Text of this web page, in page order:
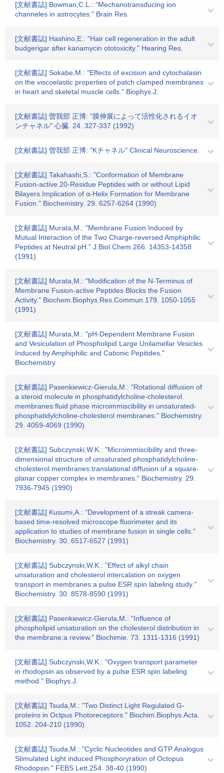
[文献書誌] Bowman,C.L.: "Mechanotransducing ion
channeles in astrocytes." Brain Res.
[文献書誌] Hashino,E.: "Hair cell regeneration in the adult
budgerigar after kanamycin ototoxicity." Hearing Res.
[文献書誌] Sokabe,M.: "Effects of excision and cytochalasin
on the viscoelastic properties of patch clamped membranes
in heart and skeletal muscle cells." Biophys.J.
[文献書誌] 曽我部 正博: "膜伸展によって活性化されるイオ
ンチャネル" 心臓. 24. 327-337 (1992)
[文献書誌] 曽我部 正博: "Kチャネル" Clinical Neuroscience.
[文献書誌] Takahashi,S.: "Conformation of Membrane
Fusion-active 20-Residue Peptides with or without Lipid
Bilayers.Implication of α-Helix Formation for Membrane
Fusion." Biochemistry. 29. 6257-6264 (1990)
[文献書誌] Murata,M.: "Membrane Fusion Induced by
Mutual Interaction of the Two Charge-reversed Amphiphilic
Peptides at Neutral pH." J.Biol.Chem.266. 14353-14358
(1991)
[文献書誌] Murata,M.: "Modification of the N-Terminus of
Membrane Fusion-active Peptides Blocks the Fusion
Activity." Biochem.Biophys.Res.Commun.179. 1050-1055
(1991)
[文献書誌] Murata,M.: "pH-Dependent Membrane Fusion
and Vesiculation of Phospholipid Large Unilamellar Vesicles
Induced by Amphiphilic and Cationic Pepitides."
Biochemistry.
[文献書誌] Pasenkiewicz-Gierula,M.: "Rotational diffusion of
a steroid molecule in phosphatidylcholine-cholesterol
membranes:fluid phase microimmiscibility in unsaturated-
phosphatidylcholine-cholesterol membranes." Biochemistry.
29. 4059-4069 (1990)
[文献書誌] Subczynski,W.K.: "Microimmiscibility and three-
dimensional structure of unsaturated phosphatidylcholine-
cholesterol membranes:translational diffusion of a square-
planar copper complex in membranes." Biochemistry. 29.
7936-7945 (1990)
[文献書誌] Kusumi,A.: "Development of a streak camera-
based time-resolved microscope fluorimeter and its
application to studies of membrane fusion in single cells."
Biochemistry. 30. 6517-6527 (1991)
[文献書誌] Subczynski,W.K.: "Effect of alkyl chain
unsaturation and cholesterol intercalation on oxygen
transport in membranes:a pulse ESR spin labeling study."
Biochemistry. 30. 8578-8590 (1991)
[文献書誌] Pasenkiewicz-Gierula,M.: "Influence of
phospholipid unsaturation on the cholesterol distribution in
the membrane:a review." Biochimie. 73. 1311-1316 (1991)
[文献書誌] Subczynski,W.K.: "Oxygen transport parameter
in rhodopsin as observed by a pulse ESR spin labeling
method." Biophys.J.
[文献書誌] Tsuda,M.: "Two Distinct Light Regulated G-
proteins in Octpus Photoreceptors." Biochim.Biophys.Acta.
1052. 204-210 (1990)
[文献書誌] Tsuda,M.: "Cyclic Nucleotides and GTP Analogus
Stimulated Light induced Phosphoryration of Octopus
Rhodopsin." FEBS Lett.254. 38-40 (1990)